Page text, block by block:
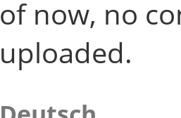
of now, no
uploaded.